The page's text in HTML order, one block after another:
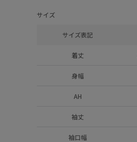
サイズ
サイズ表記
着丈
身幅
AH
袖丈
袖口幅